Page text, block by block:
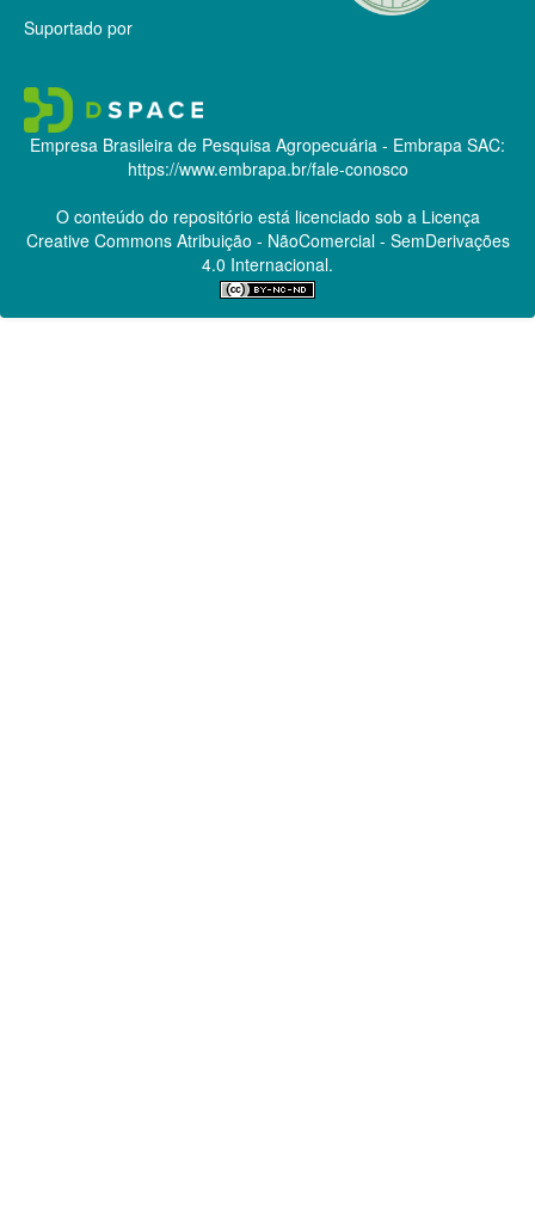
Suportado por
Empresa Brasileira de Pesquisa Agropecuária - Embrapa SAC:
https://www.embrapa.br/fale-conosco
O conteúdo do repositório está licenciado sob a Licença
Creative CommonsAtribuição - NãoComercial - SemDerivações
4.0 Internacional.